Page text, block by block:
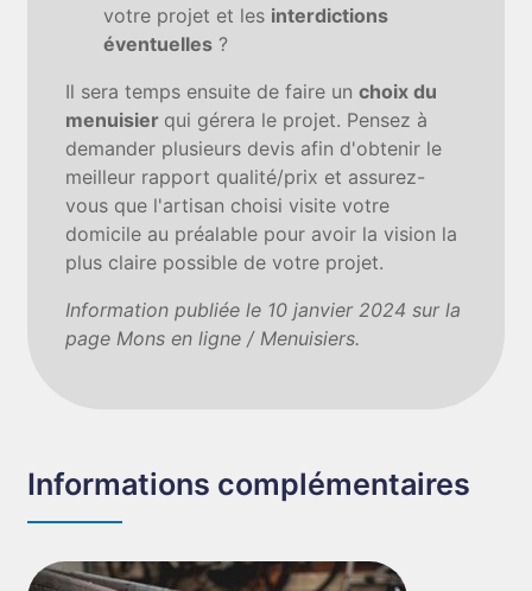
votre projet et les interdictions
éventuelles ?
Il sera temps ensuite de faire unchoix du
menuisier qui gérera le projet. Pensez à
demander plusieurs devis afin d'obtenir le
meilleur rapport qualité/prix et assurez-
vous que l'artisan choisi visite votre
domicile au préalable pour avoir la vision la
plus claire possible de votre projet.
Information publiée le 10 janvier 2024 sur la
page Mons en ligne / Menuisiers.
Informations complémentaires